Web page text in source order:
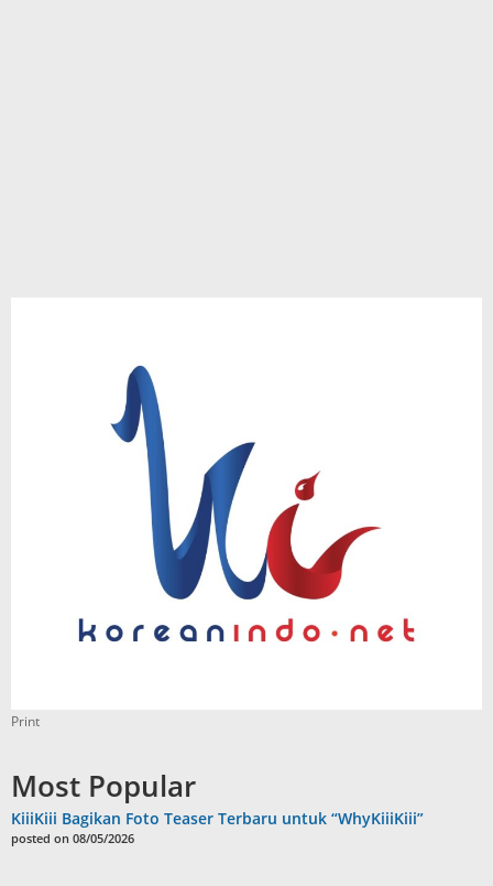
Print
Most Popular
KiiiKiii Bagikan Foto Teaser Terbaru untuk “WhyKiiiKiii”
posted on 08/05/2026